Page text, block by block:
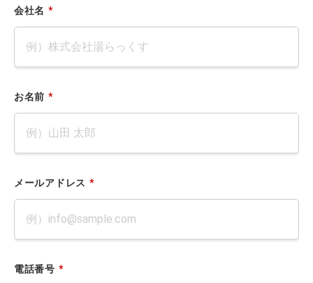
会社名 *
お名前 *
メールアドレス *
電話番号 *